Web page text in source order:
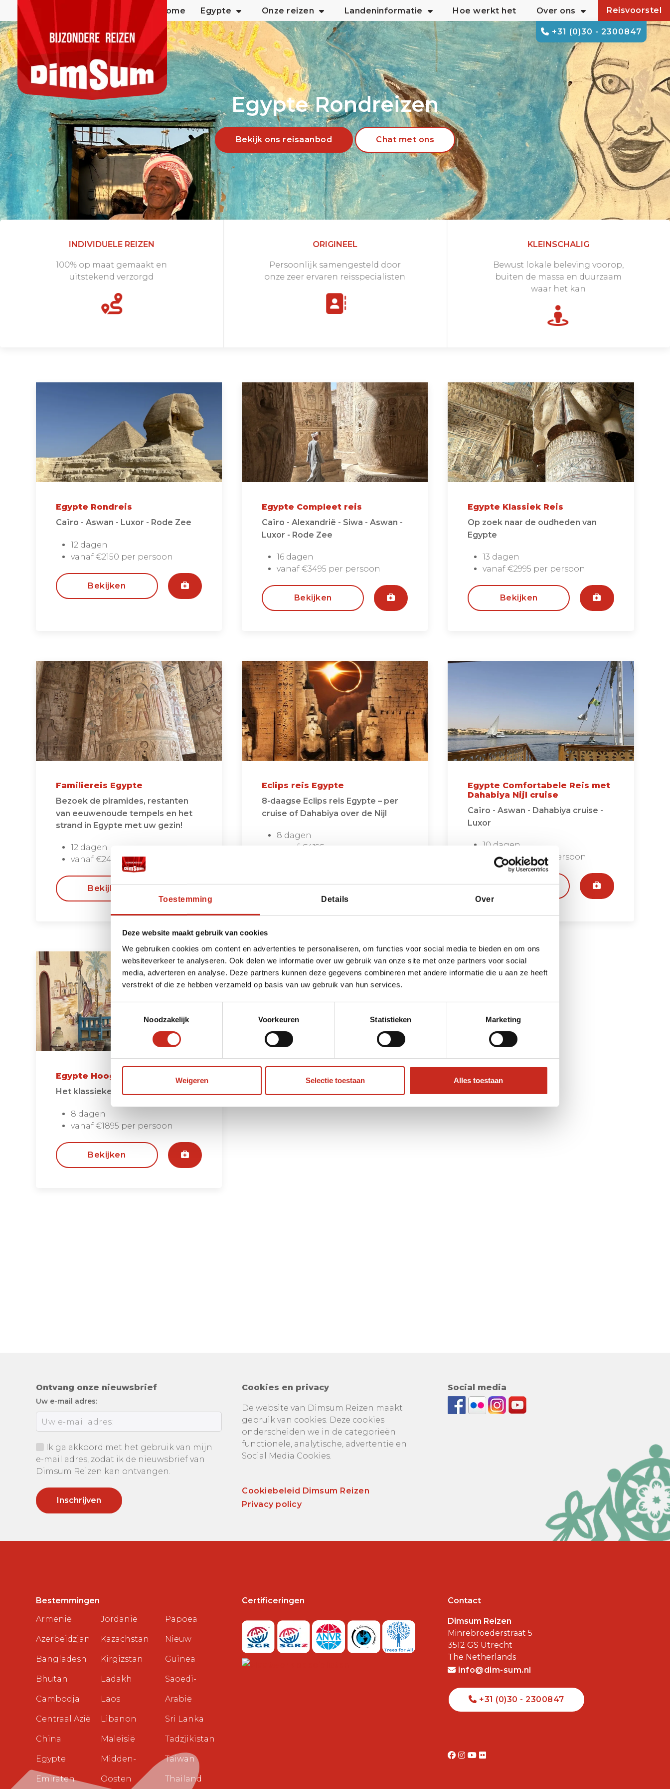
Toestemming Details Over
Deze website maakt gebruik van cookies
We gebruiken cookies om content en advertenties te personaliseren, om functies voor social media te bieden en om ons
websiteverkeer te analyseren. Ook delen we informatie over uw gebruik van onze site met onze partners voor social
media, adverteren en analyse. Deze partners kunnen deze gegevens combineren met andere informatie die u aan ze heeft
verstrekt of die ze hebben verzameld op basis van uw gebruik van hun services.
Toestemmingsselectie
Noodzakelijk
Voorkeuren Statistieken Marketing
Weigeren Selectie toestaan Alles toestaan
+31 (0)30 - 2300847
Home Egypte Onze reizen Landeninformatie Hoe werkt het Over ons Reisvoorstel
Egypte Rondreizen
Bekijk ons reisaanbod Chat met ons
INDIVIDUELE REIZEN
100% op maat gemaakt en
uitstekend verzorgd
ORIGINEEL
Persoonlijk samengesteld door
onze zeer ervaren reisspecialisten
KLEINSCHALIG
Bewust lokale beleving voorop,
buiten de massa en duurzaam
waar het kan
Egypte Rondreis
Caïro - Aswan - Luxor - Rode Zee
12 dagen
vanaf €2150 per persoon
Bekijken
Egypte Compleet reis
Caïro - Alexandrië - Siwa - Aswan -
Luxor - Rode Zee
16 dagen
vanaf €3495 per persoon
Bekijken
Egypte Klassiek Reis
Op zoek naar de oudheden van
Egypte
13 dagen
vanaf €2995 per persoon
Bekijken
Familiereis Egypte
Bezoek de piramides, restanten
van eeuwenoude tempels en het
strand in Egypte met uw gezin!
12 dagen
vanaf €2495 per persoon
Bekijken
Eclips reis Egypte
8-daagse Eclips reis Egypte – per
cruise of Dahabiya over de Nijl
8 dagen
vanaf €4195 per persoon
Egypte Comfortabele Reis met
Dahabiya Nijl cruise
Caïro - Aswan - Dahabiya cruise -
Luxor
10 dagen
vanaf €2495 per persoon
Bekijken
Egypte Hoogtepunten reis
Het klassieke Egypte in een week
8 dagen
vanaf €1895 per persoon
Bekijken
Ontvang onze nieuwsbrief
Uw e-mail adres:
Ik ga akkoord met het gebruik van mijn
e-mail adres, zodat ik de nieuwsbrief van
Dimsum Reizen kan ontvangen.
Cookies en privacy
De website van Dimsum Reizen maakt
gebruik van cookies. Deze cookies
onderscheiden we in de categorieën
functionele, analytische, advertentie en
Social Media Cookies.
Cookiebeleid Dimsum Reizen
Privacy policy
Social media
Bestemmingen
Armenië
Azerbeidzjan
Bangladesh
Bhutan
Cambodja
Centraal Azië
China
Egypte
Emiraten
Jordanië
Kazachstan
Kirgizstan
Ladakh
Laos
Libanon
Maleisië
Midden-
Oosten
Papoea
Nieuw
Guinea
Saoedi-
Arabië
Sri Lanka
Tadzjikistan
Taiwan
Thailand
Certificeringen Contact
Dimsum Reizen
Minrebroederstraat 5
3512 GS Utrecht
The Netherlands
info@dim-sum.nl
+31 (0)30 - 2300847